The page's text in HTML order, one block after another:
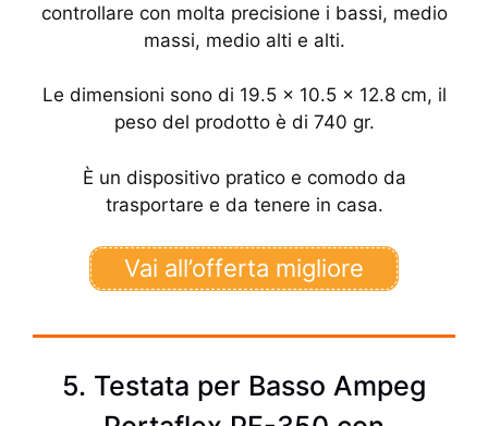
controllare con molta precisione i bassi, medio
massi, medio alti e alti.
Le dimensioni sono di 19.5 x 10.5 x 12.8 cm, il
peso del prodotto è di 740 gr.
È un dispositivo pratico e comodo da
trasportare e da tenere in casa.
Vai all’offerta migliore
5. Testata per Basso Ampeg